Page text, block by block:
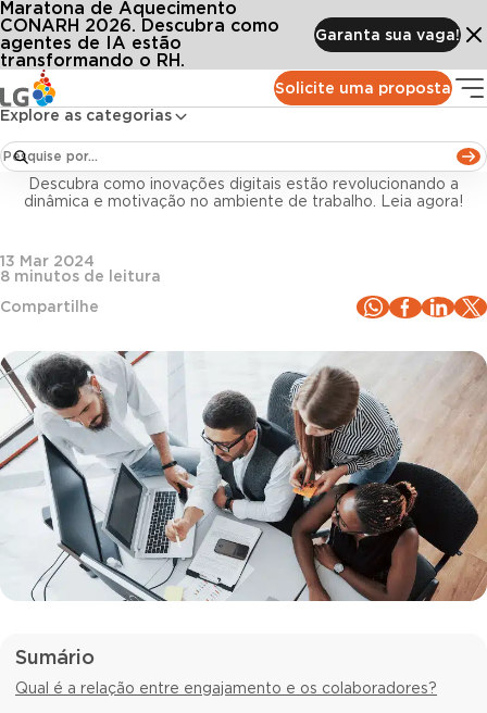
Solicite uma proposta
Explore as categorias
Maratona de Aquecimento
CONARH 2026. Descubra como
agentes de IA estão
transformando o RH.
Garanta sua vaga!
Conteúdos Blog LG
Entenda o impacto da tecnologia no engajamento de equipes
Tecnologia e Inovação
Entenda o impacto da tecnologia no
engajamento de equipes
Descubra como inovações digitais estão revolucionando a
dinâmica e motivação no ambiente de trabalho. Leia agora!
13 Mar 2024
8 minutos de leitura
Compartilhe
Sumário
Qual é a relação entre engajamento e os colaboradores?